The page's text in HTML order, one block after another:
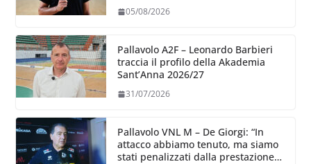
05/08/2026
Pallavolo A2F – Leonardo Barbieri
traccia il profilo della Akademia
Sant’Anna 2026/27
31/07/2026
Pallavolo VNL M – De Giorgi: “In
attacco abbiamo tenuto, ma siamo
stati penalizzati dalla prestazione